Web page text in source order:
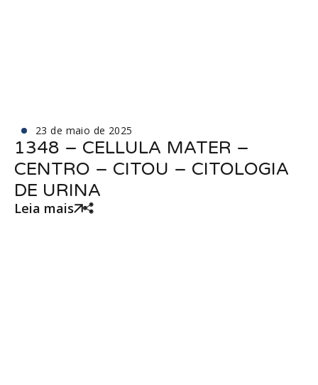
23 de maio de 2025
1348 – CELLULA MATER –
CENTRO – CITOU – CITOLOGIA
DE URINA
Leia mais